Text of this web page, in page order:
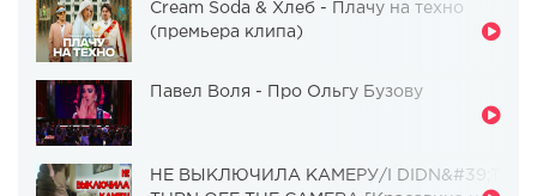
Cream Soda & Хлеб - Плачу на техно
(премьера клипа)
Павел Воля - Про Ольгу Бузову
НЕ ВЫКЛЮЧИЛА КАМЕРУ/I DIDN&#39;T